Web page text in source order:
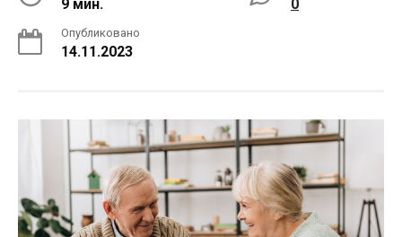
9 мин. 0
Опубликовано
14.11.2023